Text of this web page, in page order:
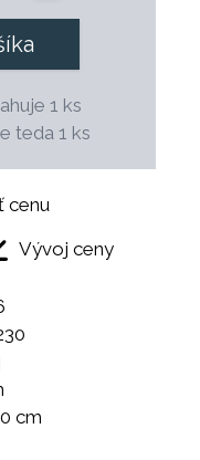
1 ks
teda 1 ks
cenu
Vývoj ceny
cm